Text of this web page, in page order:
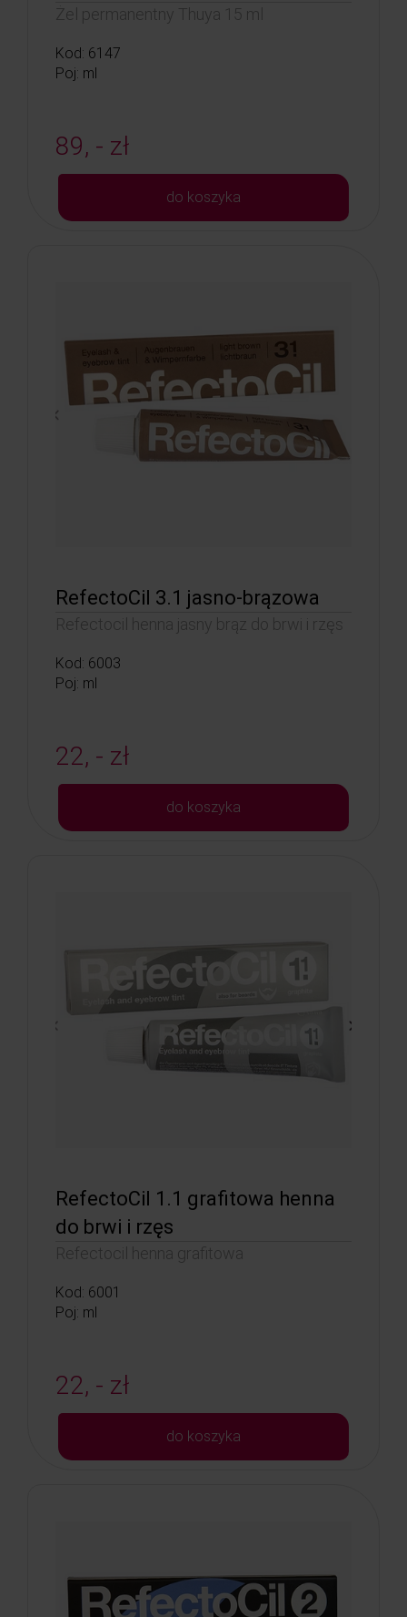
Żel permanentny Thuya 15 ml
Kod: 6147
Poj: ml
89, - zł
do koszyka
RefectoCil 3.1 jasno-brązowa
Refectocil henna jasny brąz do brwi i rzęs
Kod: 6003
Poj: ml
22, - zł
do koszyka
RefectoCil 1.1 grafitowa henna
do brwi i rzęs
Refectocil henna grafitowa
Kod: 6001
Poj: ml
22, - zł
do koszyka